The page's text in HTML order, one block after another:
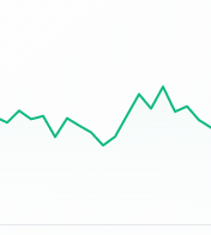
categories.
values. Data